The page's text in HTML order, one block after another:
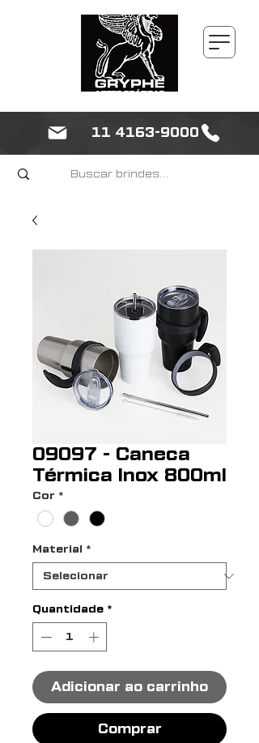
11 4163-9000
09097 - Caneca
Térmica Inox 800ml
Cor *
Material *
Quantidade *
Adicionar ao carrinho
Comprar